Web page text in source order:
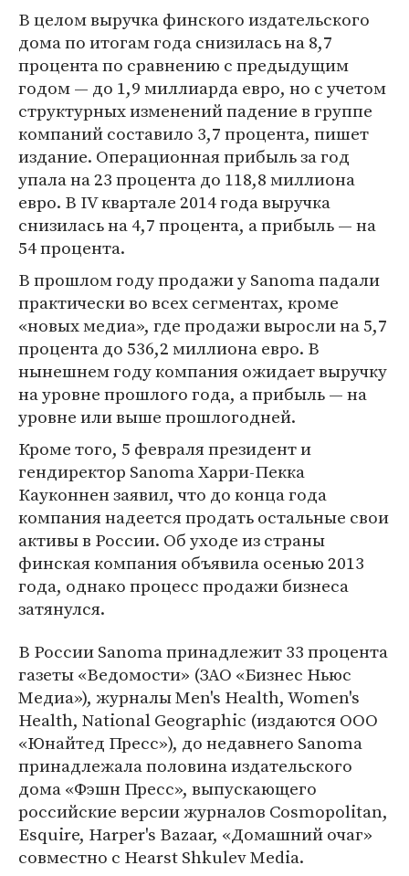
В целом выручка финского издательского
дома по итогам года снизилась на 8,7
процента по сравнению с предыдущим
годом — до 1,9 миллиарда евро, но с учетом
структурных изменений падение в группе
компаний составило 3,7 процента, пишет
издание. Операционная прибыль за год
упала на 23 процента до 118,8 миллиона
евро. В IV квартале 2014 года выручка
снизилась на 4,7 процента, а прибыль — на
54 процента.
В прошлом году продажи у Sanoma падали
практически во всех сегментах, кроме
«новых медиа», где продажи выросли на 5,7
процента до 536,2 миллиона евро. В
нынешнем году компания ожидает выручку
на уровне прошлого года, а прибыль — на
уровне или выше прошлогодней.
Кроме того, 5 февраля президент и
гендиректор Sanoma Харри-Пекка
Кауконнен заявил, что до конца года
компания надеется продать остальные свои
активы в России. Об уходе из страны
финская компания объявила осенью 2013
года, однако процесс продажи бизнеса
затянулся.
В России Sanoma принадлежит 33 процента
газеты «Ведомости» (ЗАО «Бизнес Ньюс
Медиа»), журналы Men's Health, Women's
Health, National Geographic (издаются ООО
«Юнайтед Пресс»), до недавнего Sanoma
принадлежала половина издательского
дома «Фэшн Пресс», выпускающего
российские версии журналов Cosmopolitan,
Esquire, Harper's Bazaar, «Домашний очаг»
совместно с Hearst Shkulev Media.